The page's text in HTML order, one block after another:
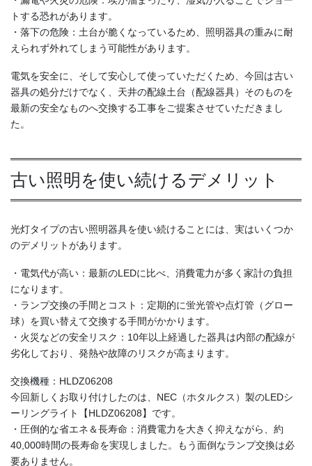
トする恐れがあります。
・落下の危険：土台が脆くなっているため、照明器具の重みに耐
えられず外れてしまう可能性があります。
電気を安全に、そして安心して使っていただくため、今回は古い
器具の処分だけでなく、天井の配線土台（配線器具）そのものを
最新の安全なものへ交換する工事をご提案させていただきまし
た。
古い照明を使い続けるデメリット
光灯タイプの古い照明器具を使い続けることには、実はいくつか
のデメリットがあります。
・電気代が高い：最新のLEDに比べ、消費電力が多く家計の負担
になります。
・ランプ交換の手間とコスト：定期的に蛍光管や点灯管（グロー
球）を買い替えて交換する手間がかかります。
・火災などの安全リスク：10年以上経過した器具は内部の配線が
劣化しており、発熱や故障のリスクが高まります。
交換機種：HLDZ06208
今回新しくお取り付けしたのは、NEC（ホタルクス）製のLEDシ
ーリングライト【HLDZ06208】です。
・圧倒的な省エネ＆長寿命：消費電力を大きく抑えながら、約
40,000時間の長寿命を実現しました。もう面倒なランプ交換は必
要ありません。